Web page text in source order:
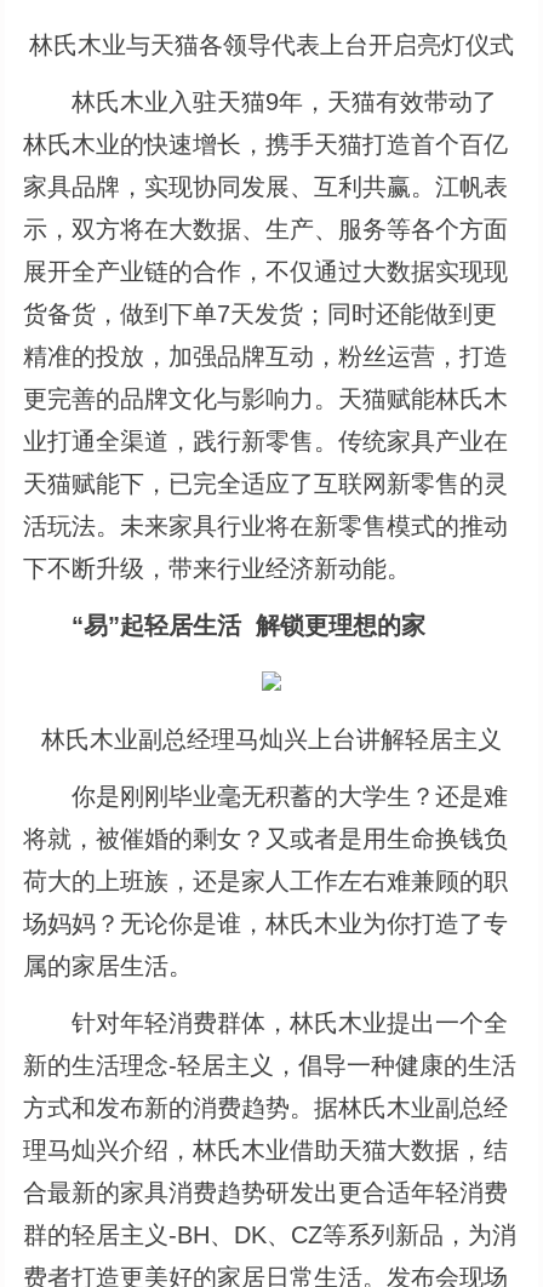
林氏木业与天猫各领导代表上台开启亮灯仪式
林氏木业入驻天猫9年，天猫有效带动了
林氏木业的快速增长，携手天猫打造首个百亿
家具品牌，实现协同发展、互利共赢。江帆表
示，双方将在大数据、生产、服务等各个方面
展开全产业链的合作，不仅通过大数据实现现
货备货，做到下单7天发货；同时还能做到更
精准的投放，加强品牌互动，粉丝运营，打造
更完善的品牌文化与影响力。天猫赋能林氏木
业打通全渠道，践行新零售。传统家具产业在
天猫赋能下，已完全适应了互联网新零售的灵
活玩法。未来家具行业将在新零售模式的推动
下不断升级，带来行业经济新动能。
“易”起轻居生活 解锁更理想的家
林氏木业副总经理马灿兴上台讲解轻居主义
你是刚刚毕业毫无积蓄的大学生？还是难
将就，被催婚的剩女？又或者是用生命换钱负
荷大的上班族，还是家人工作左右难兼顾的职
场妈妈？无论你是谁，林氏木业为你打造了专
属的家居生活。
针对年轻消费群体，林氏木业提出一个全
新的生活理念-轻居主义，倡导一种健康的生活
方式和发布新的消费趋势。据林氏木业副总经
理马灿兴介绍，林氏木业借助天猫大数据，结
合最新的家具消费趋势研发出更合适年轻消费
群的轻居主义-BH、DK、CZ等系列新品，为消
费者打造更美好的家居日常生活。发布会现场